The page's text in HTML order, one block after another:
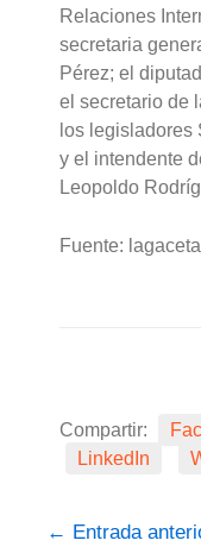
Relaciones
secretaria
Pérez; el
el secretario de
los legisladores
y el intendente
Leopoldo
Fuente:
Compartir:
LinkedIn
← Entrada